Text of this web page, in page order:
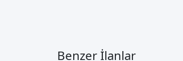
Benzer İlanlar